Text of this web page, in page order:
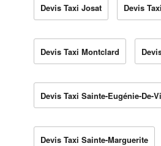
Devis Taxi Josat Devis
Devis Taxi Montclard
Devis Taxi Sainte-Eugénie-De-
Devis Taxi Sainte-Marguerite